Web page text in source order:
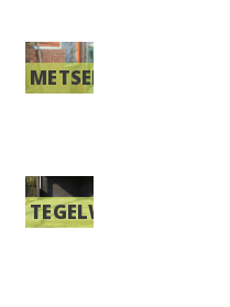
METSELWERK
TEGELWERK